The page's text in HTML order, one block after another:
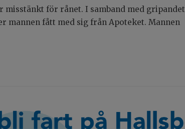
misstänkt för rånet. I samband med gripandet
mannen fått med sig från Apoteket. Mannen